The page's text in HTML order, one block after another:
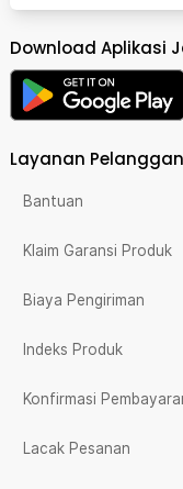
Download Aplikasi
Layanan Pelanggan
Bantuan
Klaim Garansi Produk
Biaya Pengiriman
Indeks Produk
Konfirmasi
Lacak Pesanan